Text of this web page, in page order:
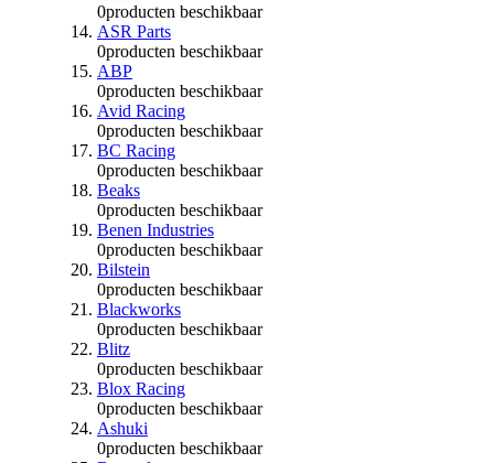
0producten beschikbaar
ASR Parts
0producten beschikbaar
ABP
0producten beschikbaar
Avid Racing
0producten beschikbaar
BC Racing
0producten beschikbaar
Beaks
0producten beschikbaar
Benen Industries
0producten beschikbaar
Bilstein
0producten beschikbaar
Blackworks
0producten beschikbaar
Blitz
0producten beschikbaar
Blox Racing
0producten beschikbaar
Ashuki
0producten beschikbaar